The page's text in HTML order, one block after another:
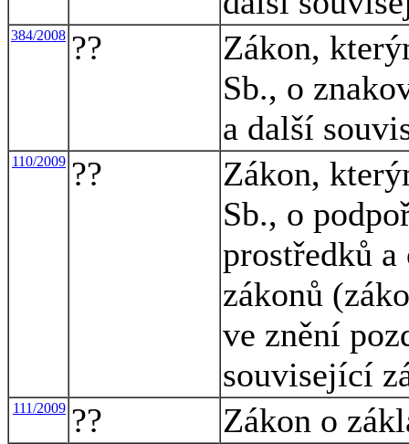
384/2008 ??
Zákon,
Sb., o
a další
110/2009 ??
Zákon,
Sb., o
prostředků
zákonů
ve znění
související
111/2009 ?? Zákon o